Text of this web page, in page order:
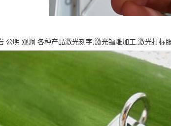
公明 观澜 各种产品激光刻字,激光镭雕加工,激光打标